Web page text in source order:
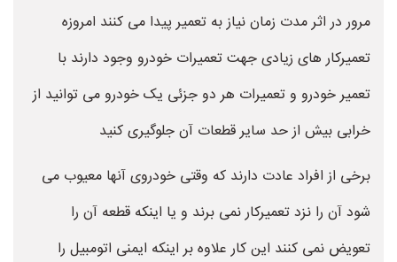
مرور در اثر مدت زمان نیاز به تعمیر پیدا می کنند امروزه
تعمیرکار های زیادی جهت تعمیرات خودرو وجود دارند با
تعمیر خودرو و تعمیرات هر دو جزئی یک خودرو می توانید از
خرابی بیش از حد سایر قطعات آن جلوگیری کنید
برخی از افراد عادت دارند که وقتی خودروی آنها معیوب می
شود آن را نزد تعمیرکار نمی برند و یا اینکه قطعه آن را
تعویض نمی کنند این کار علاوه بر اینکه ایمنی اتومبیل را